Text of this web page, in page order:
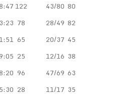
122 43/80 80
78 28/49 82
65 20/37 45
25 12/16 38
96 47/69 63
28 11/17 35